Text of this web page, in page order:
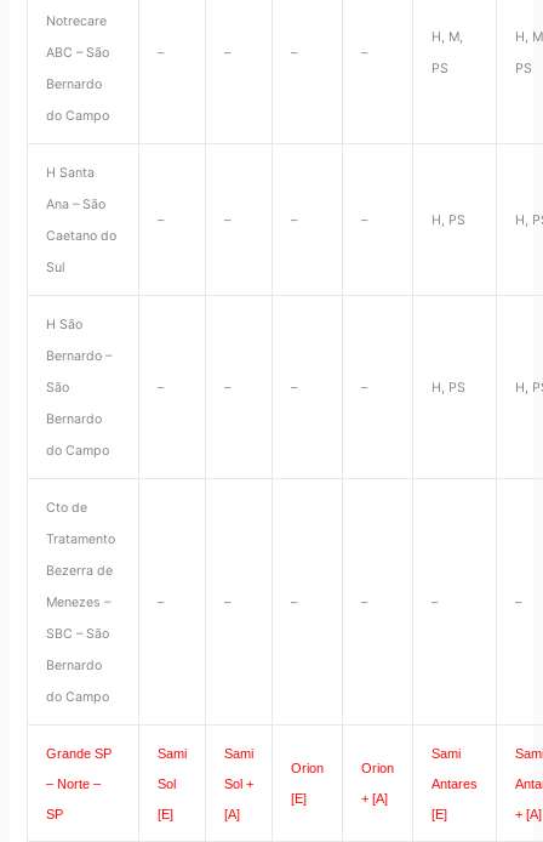
Notrecare
ABC – São
Bernardo
do Campo
– – – –
H, M,
PS
H,
PS
H Santa
Ana – São
Caetano do
Sul
– – – – H, PS H,
H São
Bernardo –
São
Bernardo
do Campo
– – – – H, PS H,
Cto de
Tratamento
Bezerra de
Menezes –
SBC – São
Bernardo
do Campo
– – – – – –
Grande SP
– Norte –
SP
Sami
Sol
[E]
Sami
Sol +
[A]
Orion
[E]
Orion
+ [A]
Sami
Antares
[E] + [A]